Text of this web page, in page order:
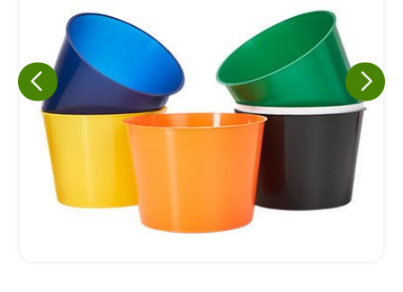
sua privacidade, utilizaremos seus dados apenas para fins
de marketing. Você pode alterar suas preferências a
qualquer momento.
Iniciar conversa